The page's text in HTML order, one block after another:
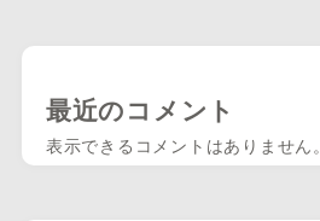
最近のコメント
表示できるコメントはありません。